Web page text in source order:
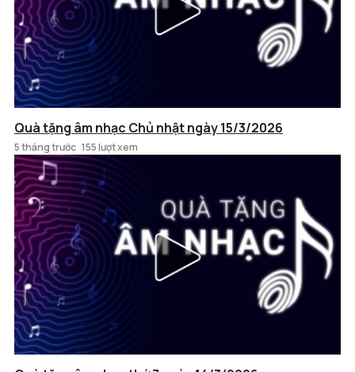
Quà tặng âm nhạc Chủ nhật ngày 15/3/2026
5 tháng trước 155 lượt xem